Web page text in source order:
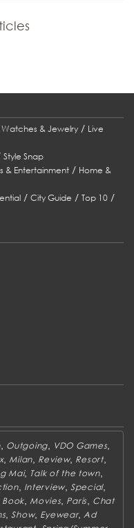
Watches & Jewelry/ Live
Style Snap
& Entertainment/ Home &
/City Guide /Top 10 /
Outgoing, VDO Games,
, Milan Review, Resort,
Mai, Talk of the town,
, Interview,Special,
Book Movies, Paris Chat
,Show, Eyewear, Ad